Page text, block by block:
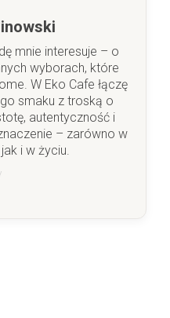
mnie interesuje – o
wyborach, które
W Eko Cafe łączę
smaku z troską o
autentyczność i
– zarówno w
i w życiu.